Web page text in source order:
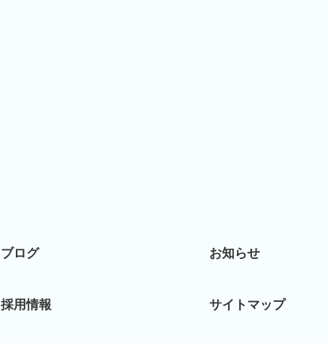
ブログ
採用情報
お知らせ
サイトマップ